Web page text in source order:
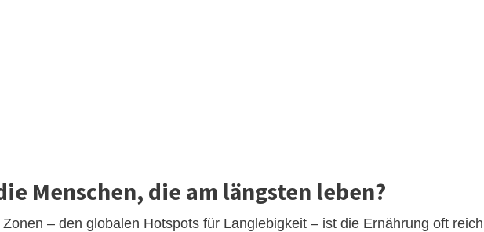
Menschen, die am längsten leben?
– den globalen Hotspots für Langlebigkeit – ist die Ernährung oft reich